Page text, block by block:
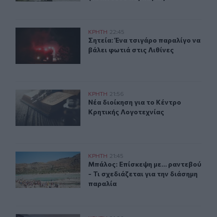
Σητεία: Ένα τσιγάρο παραλίγο να βάλει φωτιά στις
ΚΡΗΤΗ 22:45
Σητεία: Ένα τσιγάρο παραλίγο να
Σητεία: Ένα τσιγάρο παραλίγο να
βάλει φωτιά στις Λιθίνες
Νέα διοίκηση για το Κέντρο Κρητικής Λογοτεχνίας
ΚΡΗΤΗ 21:56
Νέα διοίκηση για το Κέντρο
Νέα διοίκηση για το Κέντρο
Κρητικής Λογοτεχνίας
Μπάλος: Επίσκεψη με… ραντεβού - Τι σχεδιάζεται για
ΚΡΗΤΗ 21:45
Μπάλος: Επίσκεψη με… ραντεβού -
Μπάλος: Επίσκεψη με… ραντεβού
- Τι σχεδιάζεται για την διάσημη
παραλία